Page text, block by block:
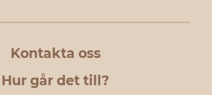
Kontakta oss
Hur går det till?